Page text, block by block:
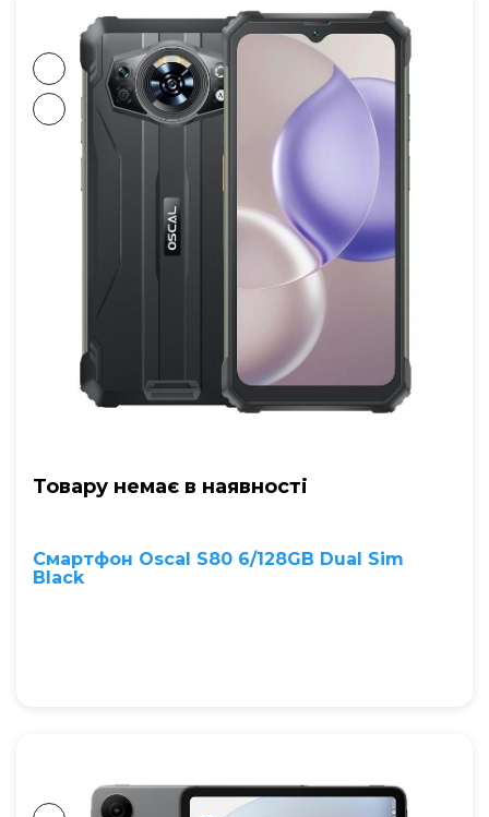
Товару немає в наявностi
Смартфон Oscal S80 6/128GB Dual Sim
Black